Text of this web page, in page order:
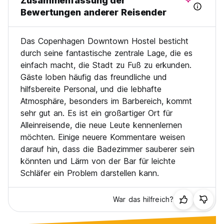
Wir haben 83 Zimmer für jedes Budget. Es gibt private
Räume für einzelne, zwei oder doppelte Belegungen oder
gemeinsame Schlafsäle für 4 bis 12 Personen sowie
Schlafsäle nur für Frauen und unsere neuen Kapseln!
Alle unsere privaten Zimmer verfügen über eigene
Badezimmer, und alle Schlafsäle haben neu renovierte
Badezimmer. Alle Zimmer verfügen über individuelle Power
Sockets, persönliche Lesen und Spiegel, und die meisten
Schlafsäle haben Waschbecken und Haartrockner. Sie
können gerne die dedizierten Schließfächer unter Ihrem
Bett verwenden. Alle Schlafsäle haben sie - Sie können ein
Vorhängeschloss mitbringen oder eine in der Rezeption
kaufen. Vor und nach dem Check-in und nach außen können
Sie große Schließfächer in unserem Gepäckraum mieten
(kleine Gebühr)
Alle privaten Zimmer überblicken den Vandkunsten -Platz
mit einem Wasserbrunnen von 1910, einem städtischen
Wussten Sie, dass Gäste aus mehr als 40 Ländern jeden
Bewertungen anderer Reisender
Das Copenhagen Downtown Hostel besticht
durch seine fantastische zentrale Lage, die es
einfach macht, die Stadt zu Fuß zu erkunden.
Gäste loben häufig das freundliche und
hilfsbereite Personal, und die lebhafte
Atmosphäre, besonders im Barbereich, kommt
sehr gut an. Es ist ein großartiger Ort für
Alleinreisende, die neue Leute kennenlernen
möchten. Einige neuere Kommentare weisen
darauf hin, dass die Badezimmer sauberer sein
könnten und Lärm von der Bar für leichte
Schläfer ein Problem darstellen kann.
War das hilfreich?